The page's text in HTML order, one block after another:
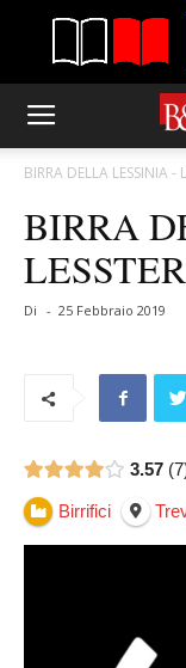
BIRRA DELLA LESSINIA -
BIRRA
LESSTER
Di - 25 Febbraio 2019
3.57 7
Birrifici